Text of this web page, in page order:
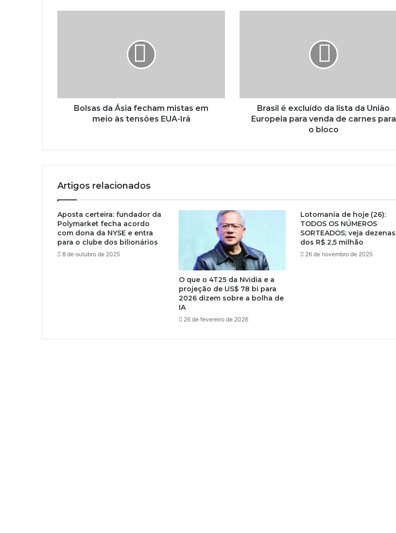
Bolsas da Ásia fecham mistas em
meio às tensões EUA-Irã
Brasil é excluído da lista da União
Europeia para venda de carnes para
o bloco
Artigos relacionados
Aposta certeira: fundador da
Polymarket fecha acordo
com dona da NYSE e entra
para o clube dos bilionários
8 de outubro de 2025
O que o 4T25 da Nvidia e a
projeção de US$ 78 bi para
2026 dizem sobre a bolha de
IA
26 de fevereiro de 2026
Lotomania de hoje (26):
TODOS OS NÚMEROS
SORTEADOS; veja dezenas
dos R$ 2,5 milhão
26 de novembro de 2025